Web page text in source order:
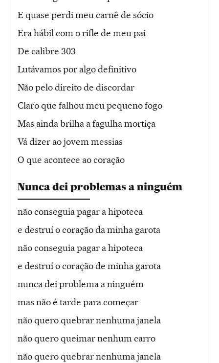
E quase perdi meu carnê de sócio
Era hábil com o rifle de meu pai
De calibre 303
Lutávamos por algo definitivo
Não pelo direito de discordar
Claro que falhou meu pequeno fogo
Mas ainda brilha a fagulha mortiça
Vá dizer ao jovem messias
O que acontece ao coração
Nunca dei problemas a ninguém
não conseguia pagar a hipoteca
e destruí o coração da minha garota
não conseguia pagar a hipoteca
e destruí o coração de minha garota
nunca dei problema a ninguém
mas não é tarde para começar
não quero quebrar nenhuma janela
não quero queimar nenhum carro
não quero quebrar nenhuma janela